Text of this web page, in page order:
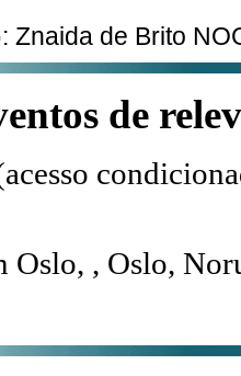
Znaida de Brito
de
Oslo, , Oslo,